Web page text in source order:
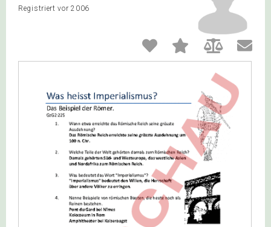
Registriert vor 2006